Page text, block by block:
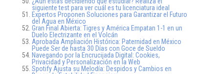
siguiente test para ver cuál es tu licenciatura ideal
Expertos Proponen Soluciones para Garantizar el Futuro
del Agua en México
Gran Final Abierta: Tigres y América Empatan 1-1 en un
Duelo Electrizante en el Volcán
Aprobada Ampliación Histórica: Paternidad en México
Puede Ser de hasta 30 Días con Goce de Sueldo
Navegando por la Encrucijada Digital: Cookies,
Privacidad y Personalización en la Web
Spotify Ajusta su Melodía: Despidos y Cambios en